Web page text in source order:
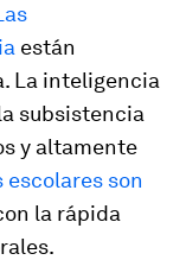
están
La inteligencia
subsistencia
y altamente
escolares son
la rápida